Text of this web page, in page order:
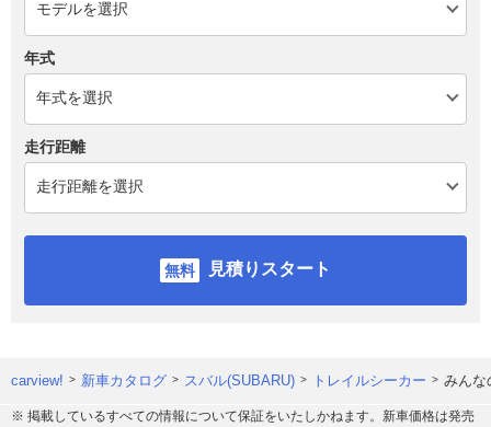
年式
走行距離
見積りスタート
carview! 新車カタログ スバル(SUBARU) トレイルシーカー みんな
※ 掲載しているすべての情報について保証をいたしかねます。新車価格は発売